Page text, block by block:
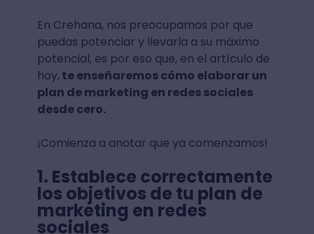
En Crehana, nos preocupamos por que
puedas potenciar y llevarla a su máximo
potencial, es por eso que, en el artículo de
hoy, te enseñaremos cómo elaborar un
plan de marketing en redes sociales
desde cero.
¡Comienza a anotar que ya comenzamos!
1. Establece correctamente
los objetivos de tu plan de
marketing en redes
sociales